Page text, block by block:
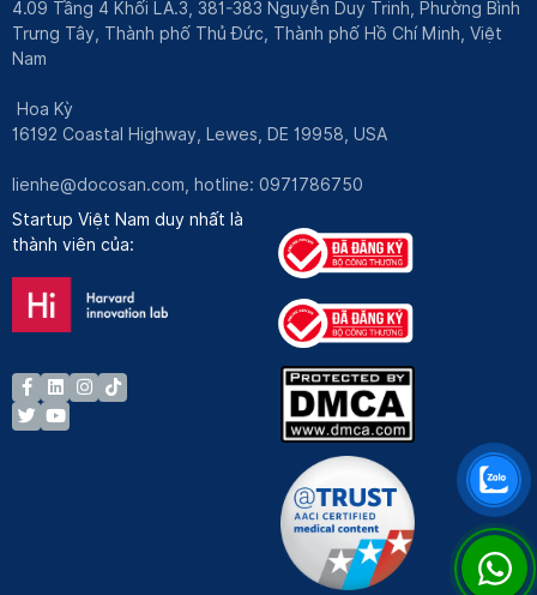
4.09 Tầng 4 Khối LA.3, 381-383 Nguyễn Duy Trinh, Phường Bình
Trưng Tây, Thành phố Thủ Đức, Thành phố Hồ Chí Minh, Việt
Nam
Hoa Kỳ
16192 Coastal Highway, Lewes, DE 19958, USA
lienhe@docosan.com, hotline: 0971786750
Startup Việt Nam duy nhất là
thành viên của: